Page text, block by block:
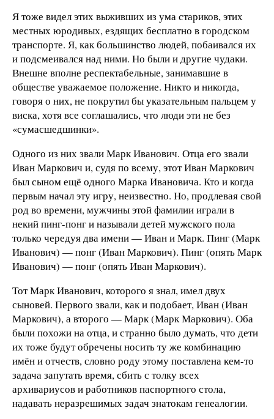
Я тоже видел этих выживших из ума стариков, этих
местных юродивых, ездящих бесплатно в городском
транспорте. Я, как большинство людей, побаивался их
и подсмеивался над ними. Но были и другие чудаки.
Внешне вполне респектабельные, занимавшие в
обществе уважаемое положение. Никто и никогда,
говоря о них, не покрутил бы указательным пальцем у
виска, хотя все соглашались, что люди эти не без
«сумасшедшинки».
Одного из них звали Марк Иванович. Отца его звали
Иван Маркович и, судя по всему, этот Иван Маркович
был сыном ещё одного Марка Ивановича. Кто и когда
первым начал эту игру, неизвестно. Но, продлевая свой
род во времени, мужчины этой фамилии играли в
некий пинг-понг и называли детей мужского пола
только чередуя два имени — Иван и Марк. Пинг (Марк
Иванович) — понг (Иван Маркович). Пинг (опять Марк
Иванович) — понг (опять Иван Маркович).
Тот Марк Иванович, которого я знал, имел двух
сыновей. Первого звали, как и подобает, Иван (Иван
Маркович), а второго — Марк (Марк Маркович). Оба
были похожи на отца, и странно было думать, что дети
их тоже будут обречены носить ту же комбинацию
имён и отчеств, словно роду этому поставлена кем-то
задача запутать время, сбить с толку всех
архивариусов и работников паспортного стола,
надавать неразрешимых задач знатокам генеалогии.